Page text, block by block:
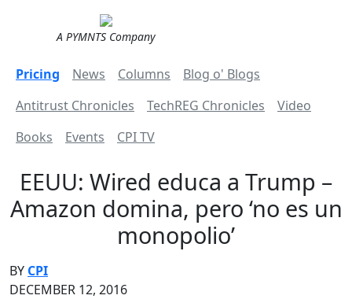
A PYMNTS Company
Pricing News Columns
Blog o' Blogs
Antitrust Chronicles
TechREG Chronicles
Video
Books
Events CPI TV
EEUU: Wired educa a Trump –
Amazon domina, pero ‘no es un
monopolio’
BY CPI
DECEMBER 12, 2016